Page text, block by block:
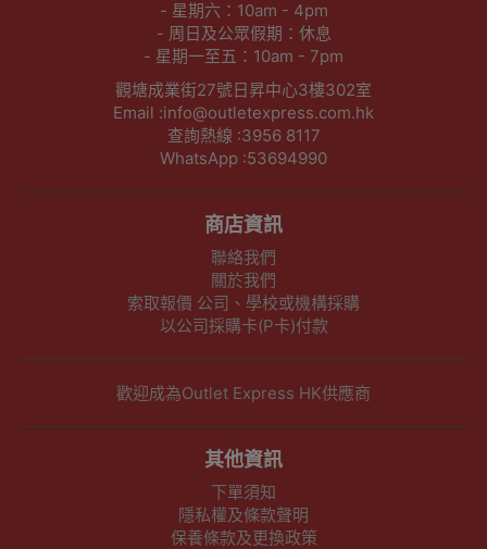
- 星期六：10am - 4pm
- 周日及公眾假期：休息
- 星期一至五：10am - 7pm
觀塘成業街27號日昇中心3樓302室
Email :info@outletexpress.com.hk
查詢熱線 :3956 8117
WhatsApp :53694990
商店資訊
聯絡我們
關於我們
索取報價 公司、學校或機構採購
以公司採購卡(P卡)付款
歡迎成為Outlet Express HK供應商
其他資訊
下單須知
隱私權及條款聲明
保養條款及更換政策